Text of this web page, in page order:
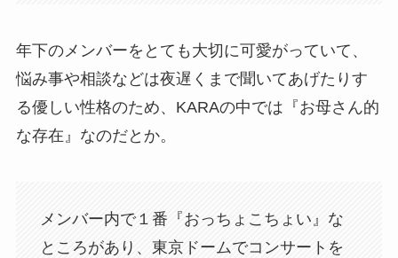
年下のメンバーをとても大切に可愛がっていて、
悩み事や相談などは夜遅くまで聞いてあげたりす
る優しい性格のため、KARAの中では『お母さん的
な存在』なのだとか。
メンバー内で１番『おっちょこちょい』な
ところがあり、東京ドームでコンサートを